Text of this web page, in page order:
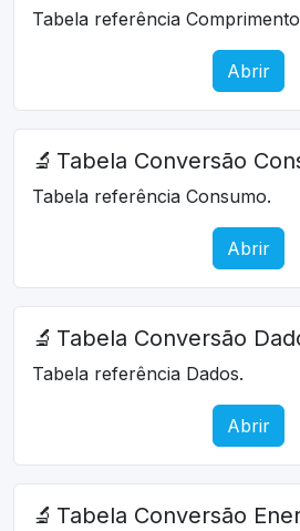
Tabela referência
Abrir
🔬 Tabela Conversão
Tabela referência Consumo.
Abrir
🔬 Tabela Conversão
Tabela referência Dados.
Abrir
🔬 Tabela Conversão